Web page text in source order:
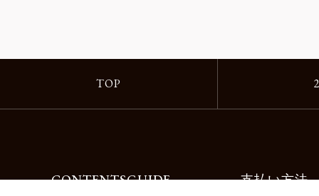
TOP
CONTENTSGUIDE 支払い方法